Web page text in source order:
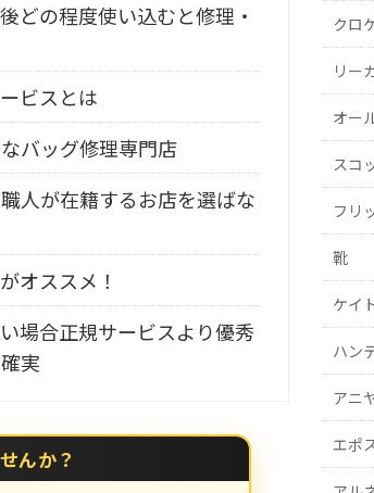
どの程度使い込むと修理・
ビスとは
バッグ修理専門店
人が在籍するお店を選ばな
オススメ！
場合正規サービスより優秀
実
んか？
クロ
リー
オー
スコ
フリ
靴
ケイ
ハン
アニ
エポ